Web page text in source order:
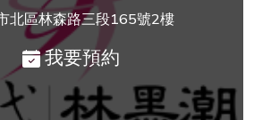
北區林森路三段165號2樓
我要預約